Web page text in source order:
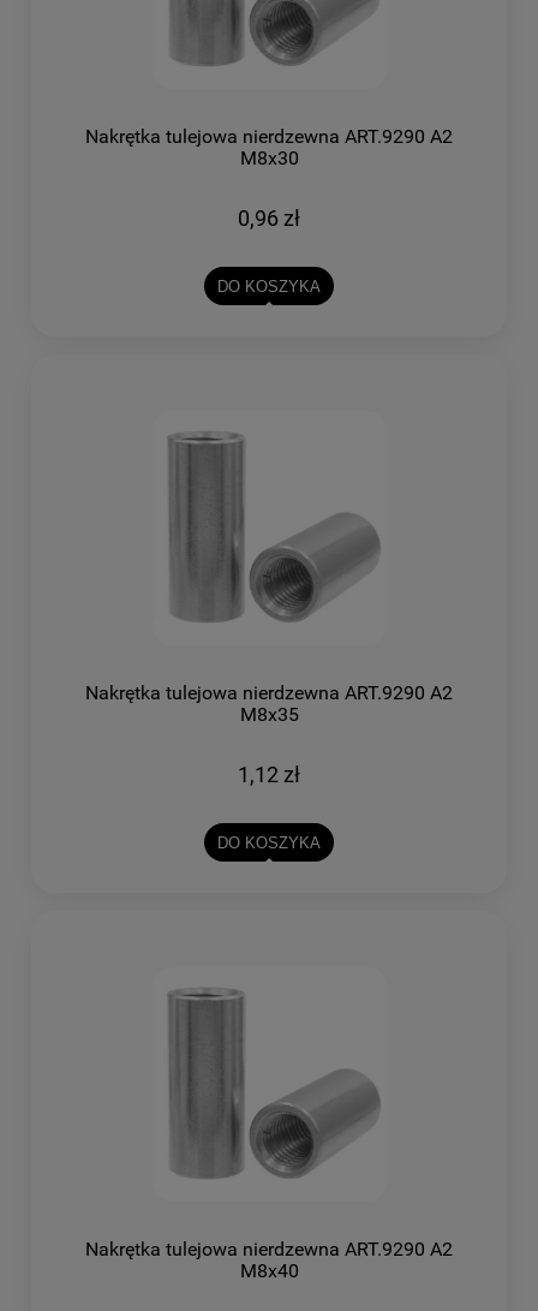
Nakrętka tulejowa nierdzewna ART.9290 A2
M8x30
0,96 zł
DO KOSZYKA
Nakrętka tulejowa nierdzewna ART.9290 A2
M8x35
1,12 zł
DO KOSZYKA
Nakrętka tulejowa nierdzewna ART.9290 A2
M8x40